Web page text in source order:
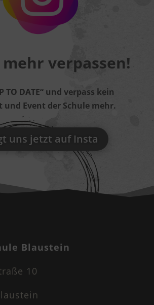
verpassen!
TO DATE“ und verpass kein
und Event der Schule mehr.
uns jetzt auf Insta
Blaustein
10